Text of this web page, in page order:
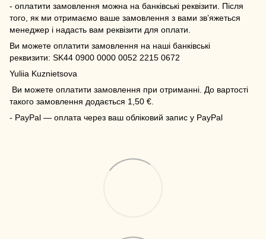
- оплатити замовлення можна на банківські реквізити. Після
того, як ми отримаємо ваше замовлення з вами зв’яжеться
менеджер і надасть вам реквізити для оплати.
Ви можете оплатити замовлення на наші банківські
реквизити: SK44 0900 0000 0052 2215 0672
Yuliia Kuznietsova
Ви можете оплатити замовлення при отриманні. До вартості
такого замовлення додається 1,50 €.
- PayPal — оплата через ваш обліковий запис у PayPal